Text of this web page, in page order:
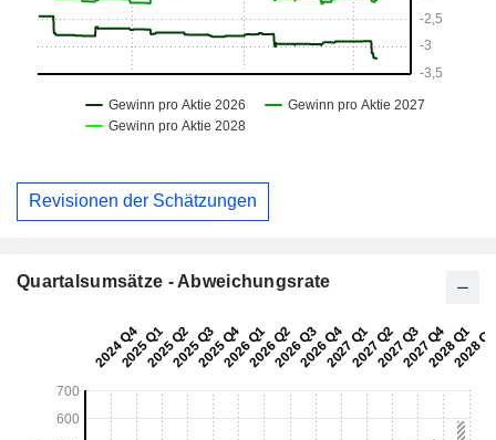
Revisionen der Schätzungen
Quartalsumsätze - Abweichungsrate